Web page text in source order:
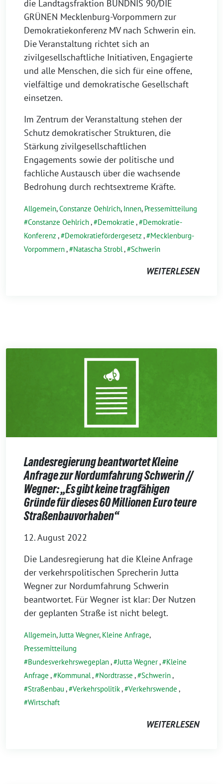
die Landtagsfraktion BÜNDNIS 90/DIE
GRÜNEN Mecklenburg-Vorpommern zur
Demokratiekonferenz MV nach Schwerin ein.
Die Veranstaltung richtet sich an
zivilgesellschaftliche Initiativen, Engagierte
und alle Menschen, die sich für eine offene,
vielfältige und demokratische Gesellschaft
einsetzen.
Im Zentrum der Veranstaltung stehen der
Schutz demokratischer Strukturen, die
Stärkung zivilgesellschaftlichen
Engagements sowie der politische und
fachliche Austausch über die wachsende
Bedrohung durch rechtsextreme Kräfte.
Allgemein,Constanze Oehlrich, Innen, Pressemitteilung
Constanze Oehlrich, Demokratie ,
Demokratie-
Konferenz , Demokratiefördergesetz ,
Mecklenburg-
Vorpommern, Natascha Strobl, Schwerin
WEITERLESEN
Landesregierung beantwortet Kleine
Anfrage zur Nordumfahrung Schwerin //
Wegner: „Es gibt keine tragfähigen
Gründe für dieses 60 Millionen Euro teure
Straßenbauvorhaben“
12. August 2022
Die Landesregierung hat die Kleine Anfrage
der verkehrspolitischen Sprecherin Jutta
Wegner zur Nordumfahrung Schwerin
beantwortet. Für Wegner ist klar: Der Nutzen
der geplanten Straße ist nicht belegt.
Allgemein,Jutta Wegner, Kleine Anfrage,
Pressemitteilung
Bundesverkehrswegeplan, Jutta Wegner,
Kleine
Anfrage , Kommunal, Nordtrasse , Schwerin,
Straßenbau , Verkehrspolitik, Verkehrswende ,
Wirtschaft
WEITERLESEN